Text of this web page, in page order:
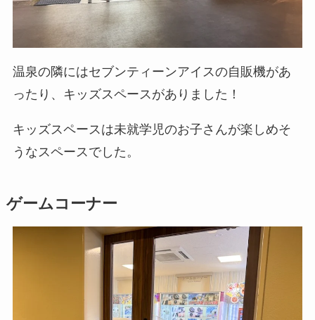
温泉の隣にはセブンティーンアイスの自販機があ
ったり、キッズスペースがありました！
キッズスペースは未就学児のお子さんが楽しめそ
うなスペースでした。
ゲームコーナー